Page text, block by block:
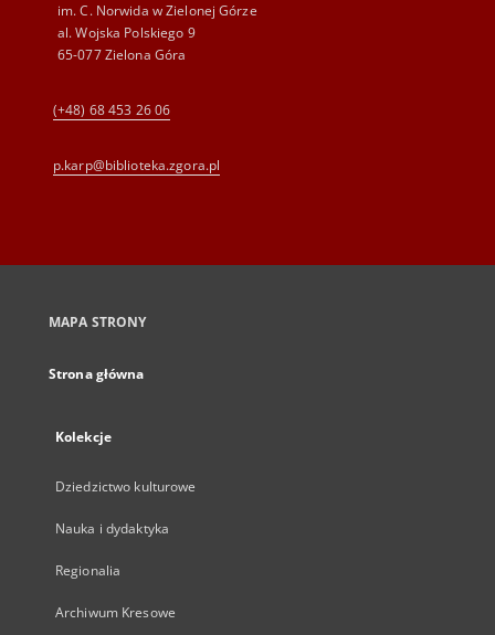
im. C. Norwida w Zielonej Górze
al. Wojska Polskiego 9
65-077 Zielona Góra
(+48) 68 453 26 06
p.karp@biblioteka.zgora.pl
MAPA STRONY
Strona główna
Kolekcje
Dziedzictwo kulturowe
Nauka i dydaktyka
Regionalia
Archiwum Kresowe